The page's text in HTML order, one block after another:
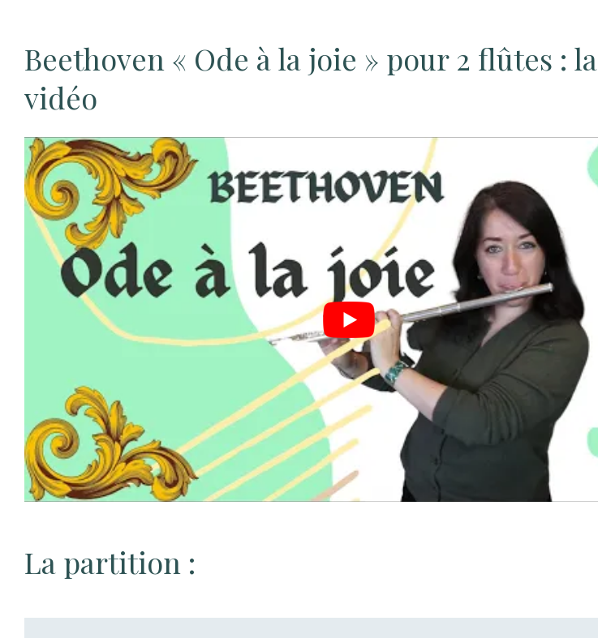
Beethoven « Ode à la joie » pour 2 flûtes : la
vidéo
La partition :